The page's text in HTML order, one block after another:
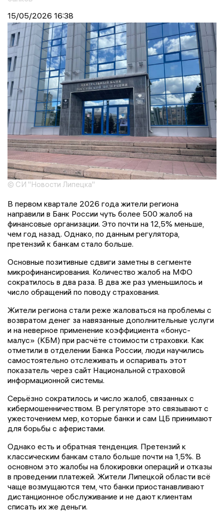
15/05/2026 16:38
© СИ "Новости Липецка"
В первом квартале 2026 года жители региона
направили в Банк России чуть более 500 жалоб на
финансовые организации. Это почти на 12,5% меньше,
чем год назад. Однако, по данным регулятора,
претензий к банкам стало больше.
Основные позитивные сдвиги заметны в сегменте
микрофинансирования. Количество жалоб на МФО
сократилось в два раза. В два же раз уменьшилось и
число обращений по поводу страхования.
Жители региона стали реже жаловаться на проблемы с
возвратом денег за навязанные дополнительные услуги
и на неверное применение коэффициента «бонус-
малус» (КБМ) при расчёте стоимости страховки. Как
отметили в отделении Банка России, люди научились
самостоятельно отслеживать и оспаривать этот
показатель через сайт Национальной страховой
информационной системы.
Серьёзно сократилось и число жалоб, связанных с
кибермошенничеством. В регуляторе это связывают с
ужесточением мер, которые банки и сам ЦБ принимают
для борьбы с аферистами.
Однако есть и обратная тенденция. Претензий к
классическим банкам стало больше почти на 1,5%. В
основном это жалобы на блокировки операций и отказы
в проведении платежей. Жители Липецкой области всё
чаще возмущаются тем, что банки приостанавливают
дистанционное обслуживание и не дают клиентам
списать их же деньги.